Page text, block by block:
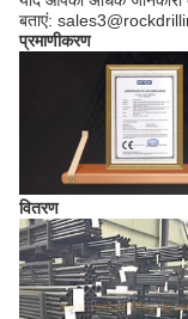
बताएं:
प्रमाणीकरण
वितरण